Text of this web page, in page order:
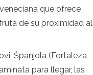
que ofrece
de su proximidad al
Španjola (Fortaleza
para llegar, las